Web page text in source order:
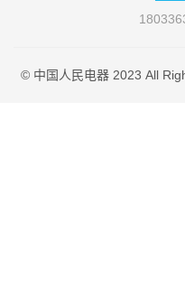
© 中国人民电器 2023 All